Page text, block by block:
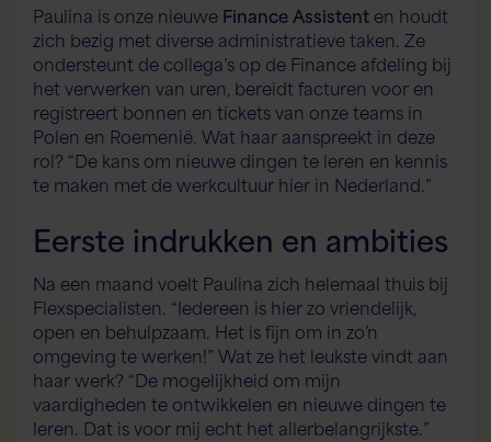
Paulina is onze nieuwe Finance Assistent en houdt
zich bezig met diverse administratieve taken. Ze
ondersteunt de collega’s op de Finance afdeling bij
het verwerken van uren, bereidt facturen voor en
registreert bonnen en tickets van onze teams in
Polen en Roemenië. Wat haar aanspreekt in deze
rol? “De kans om nieuwe dingen te leren en kennis
te maken met de werkcultuur hier in Nederland.”
Eerste indrukken en ambities
Na een maand voelt Paulina zich helemaal thuis bij
Flexspecialisten. “Iedereen is hier zo vriendelijk,
open en behulpzaam. Het is fijn om in zo’n
omgeving te werken!” Wat ze het leukste vindt aan
haar werk? “De mogelijkheid om mijn
vaardigheden te ontwikkelen en nieuwe dingen te
leren. Dat is voor mij echt het allerbelangrijkste.”